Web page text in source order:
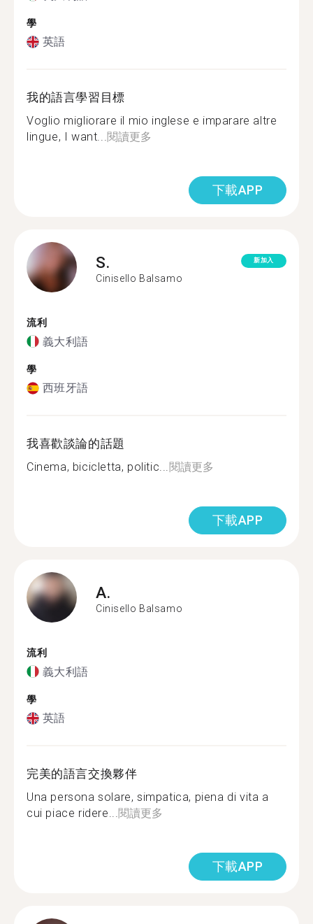
學
英語
我的語言學習目標
Voglio migliorare il mio inglese e imparare altre
lingue, I want...閱讀更多
下載APP
S.
Cinisello Balsamo
新加入
流利
義大利語
學
西班牙語
我喜歡談論的話題
Cinema, bicicletta, politic...閱讀更多
下載APP
A.
Cinisello Balsamo
流利
義大利語
學
英語
完美的語言交換夥伴
Una persona solare, simpatica, piena di vita a
cui piace ridere...閱讀更多
下載APP